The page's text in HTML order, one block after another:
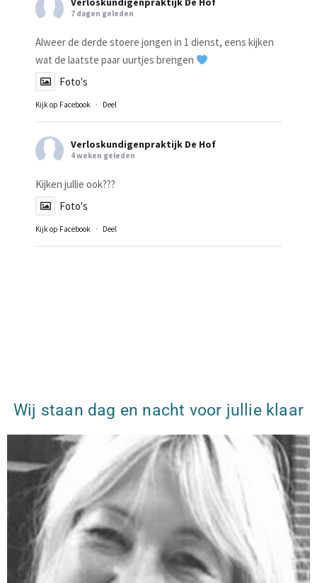
7 dagen geleden
Alweer de derde stoere jongen in 1 dienst, eens kijken
wat de laatste paar uurtjes brengen
Foto's
Kijk op Facebook · Deel
Verloskundigenpraktijk De Hof
4 weken geleden
Kijken jullie ook???
Foto's
Kijk op Facebook · Deel
Wij staan dag en nacht voor jullie klaar